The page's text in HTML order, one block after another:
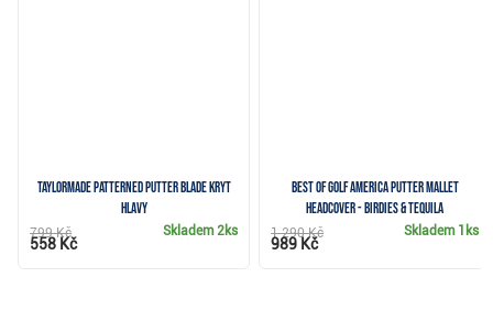
TaylorMade Patterned Putter Blade kryt
hlavy
Skladem 2ks
799 Kč
558 Kč
Best of Golf America putter mallet
headcover - Birdies & Tequila
Skladem 1ks
1 290 Kč
989 Kč